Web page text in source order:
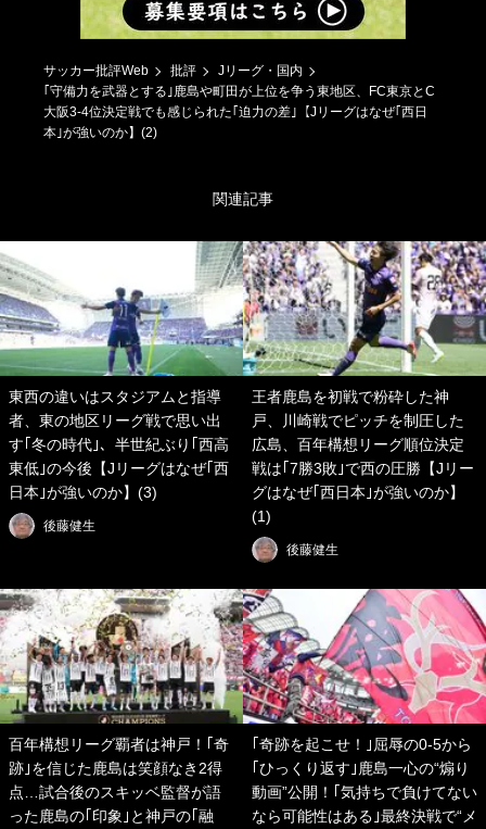
サッカー批評Web 批評
Jリーグ・国内
｢守備力を武器とする｣鹿島や町田が上位を争う東地区、FC東京とC
大阪3-4位決定戦でも感じられた｢迫力の差｣【Jリーグはなぜ｢西日
本｣が強いのか】(2)
関連記事
東西の違いはスタジアムと指導
者、東の地区リーグ戦で思い出
す｢冬の時代｣、半世紀ぶり｢西高
東低｣の今後【Jリーグはなぜ｢西
日本｣が強いのか】(3)
後藤健生
王者鹿島を初戦で粉砕した神
戸、川崎戦でピッチを制圧した
広島、百年構想リーグ順位決定
戦は｢7勝3敗｣で西の圧勝【Jリー
グはなぜ｢西日本｣が強いのか】
(1)
後藤健生
百年構想リーグ覇者は神戸！｢奇
跡｣を信じた鹿島は笑顔なき2得
点…試合後のスキッベ監督が語
った鹿島の｢印象｣と神戸の｢融
｢奇跡を起こせ！｣屈辱の0-5から
｢ひっくり返す｣鹿島一心の“煽り
動画”公開！｢気持ちで負けてない
なら可能性はある｣最終決戦で“メ